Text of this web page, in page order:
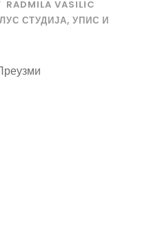
RADMILA VASILIC
СТУДИЈА, УПИС И